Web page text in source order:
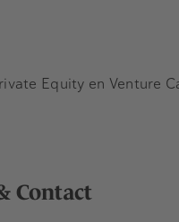
Contact
Equity en Venture